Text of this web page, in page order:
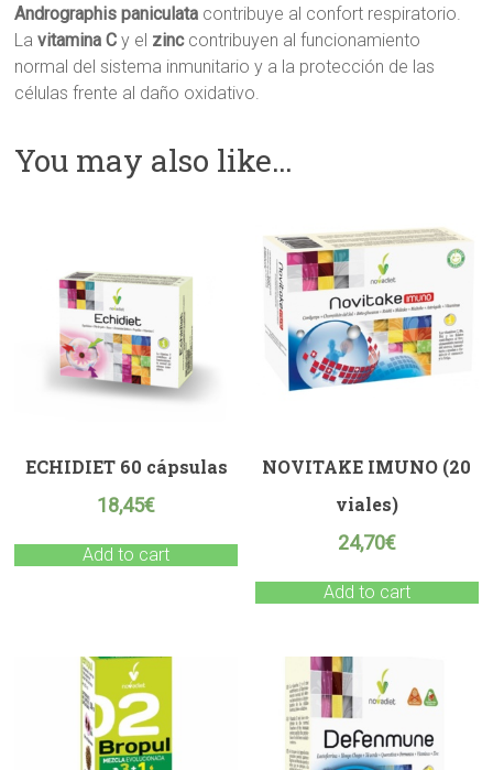
Andrographis paniculata contribuye al confort respiratorio.
Lavitamina C y el zinccontribuyen al funcionamiento
normal del sistema inmunitario y a la protección de las
células frente al daño oxidativo.
You may also like…
ECHIDIET 60 cápsulas
18,45€
Add to cart
NOVITAKE IMUNO (20
viales)
24,70€
Add to cart